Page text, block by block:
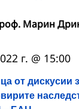
Марин
от дискусии
г. @ 15:00